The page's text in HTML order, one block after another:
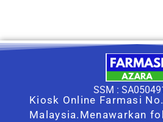
SSM :
Kiosk Online Farmasi
Malaysia.Menawarkan